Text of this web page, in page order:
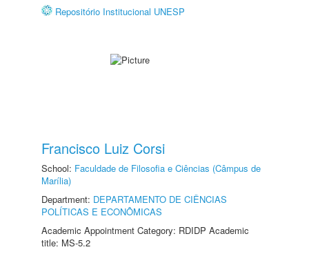
Repositório Institucional UNESP
Francisco Luiz Corsi
School: Faculdade de Filosofia e Ciências (Câmpus de
Marília)
Department: DEPARTAMENTO DE CIÊNCIAS
POLÍTICAS E ECONÔMICAS
Academic Appointment Category: RDIDP Academic
title: MS-5.2